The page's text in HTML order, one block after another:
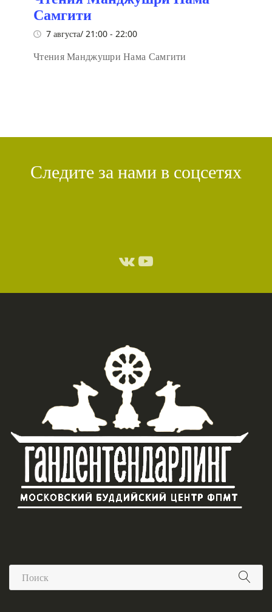
Самгити
7 августа/ 21:00 - 22:00
Чтения Манджушри Нама Самгити
Следите за нами в соцсетях